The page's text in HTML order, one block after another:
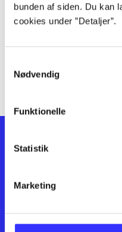
bunden af siden. Du kan
cookies under ”Detaljer”.
Nødvendig
Funktionelle
Statistik
Marketing
lorem ipsum dolor sit
lorem ipsum dolor sit amet
lorem ipsum dolor sit amet